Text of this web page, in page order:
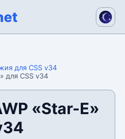
для CSS v34
для CSS v34
«Star-E»